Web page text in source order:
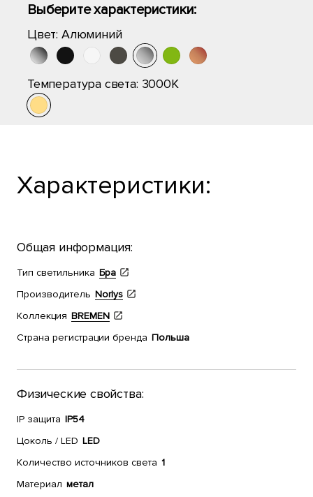
Выберите характеристики:
Цвет: Алюминий
Температура света: 3000K
Характеристики:
Общая информация:
Тип светильника Бра
Производитель Norlys
Коллекция BREMEN
Страна регистрации бренда Польша
Физические свойства:
IP защита IP54
Цоколь / LED LED
Количество источников света 1
Материал метал